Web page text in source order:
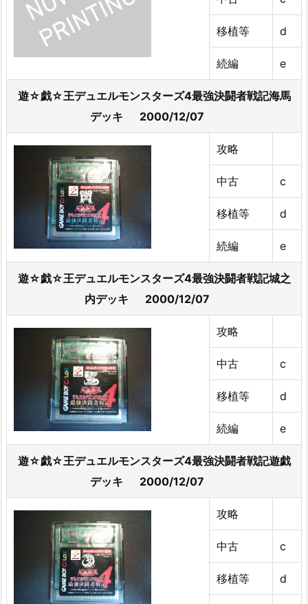
移植等 d
続編 e
遊☆戯☆王デュエルモンスターズ4最強決闘者戦記海馬
デッキ 2000/12/07
攻略
中古 c
移植等 d
続編 e
遊☆戯☆王デュエルモンスターズ4最強決闘者戦記城之
内デッキ 2000/12/07
攻略
中古 c
移植等 d
続編 e
遊☆戯☆王デュエルモンスターズ4最強決闘者戦記遊戯
デッキ 2000/12/07
攻略
中古 c
移植等 d